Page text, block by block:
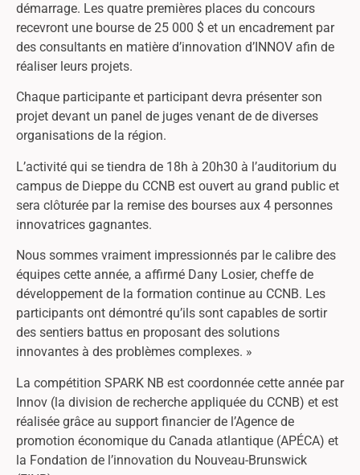
démarrage. Les quatre premières places du concours
recevront une bourse de 25 000 $ et un encadrement par
des consultants en matière d’innovation d’INNOV afin de
réaliser leurs projets.
Chaque participante et participant devra présenter son
projet devant un panel de juges venant de de diverses
organisations de la région.
L’activité qui se tiendra de 18h à 20h30 à l’auditorium du
campus de Dieppe du CCNB est ouvert au grand public et
sera clôturée par la remise des bourses aux 4 personnes
innovatrices gagnantes.
Nous sommes vraiment impressionnés par le calibre des
équipes cette année, a affirmé Dany Losier, cheffe de
développement de la formation continue au CCNB. Les
participants ont démontré qu’ils sont capables de sortir
des sentiers battus en proposant des solutions
innovantes à des problèmes complexes. »
La compétition SPARK NB est coordonnée cette année par
Innov (la division de recherche appliquée du CCNB) et est
réalisée grâce au support financier de l’Agence de
promotion économique du Canada atlantique (APÉCA) et
la Fondation de l’innovation du Nouveau-Brunswick